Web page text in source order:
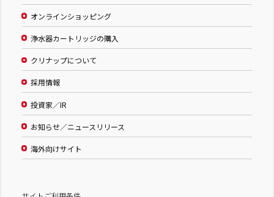
オンラインショッピング
浄水器カートリッジの購入
クリナップについて
採用情報
投資家／IR
お知らせ／ニュースリリース
海外向けサイト